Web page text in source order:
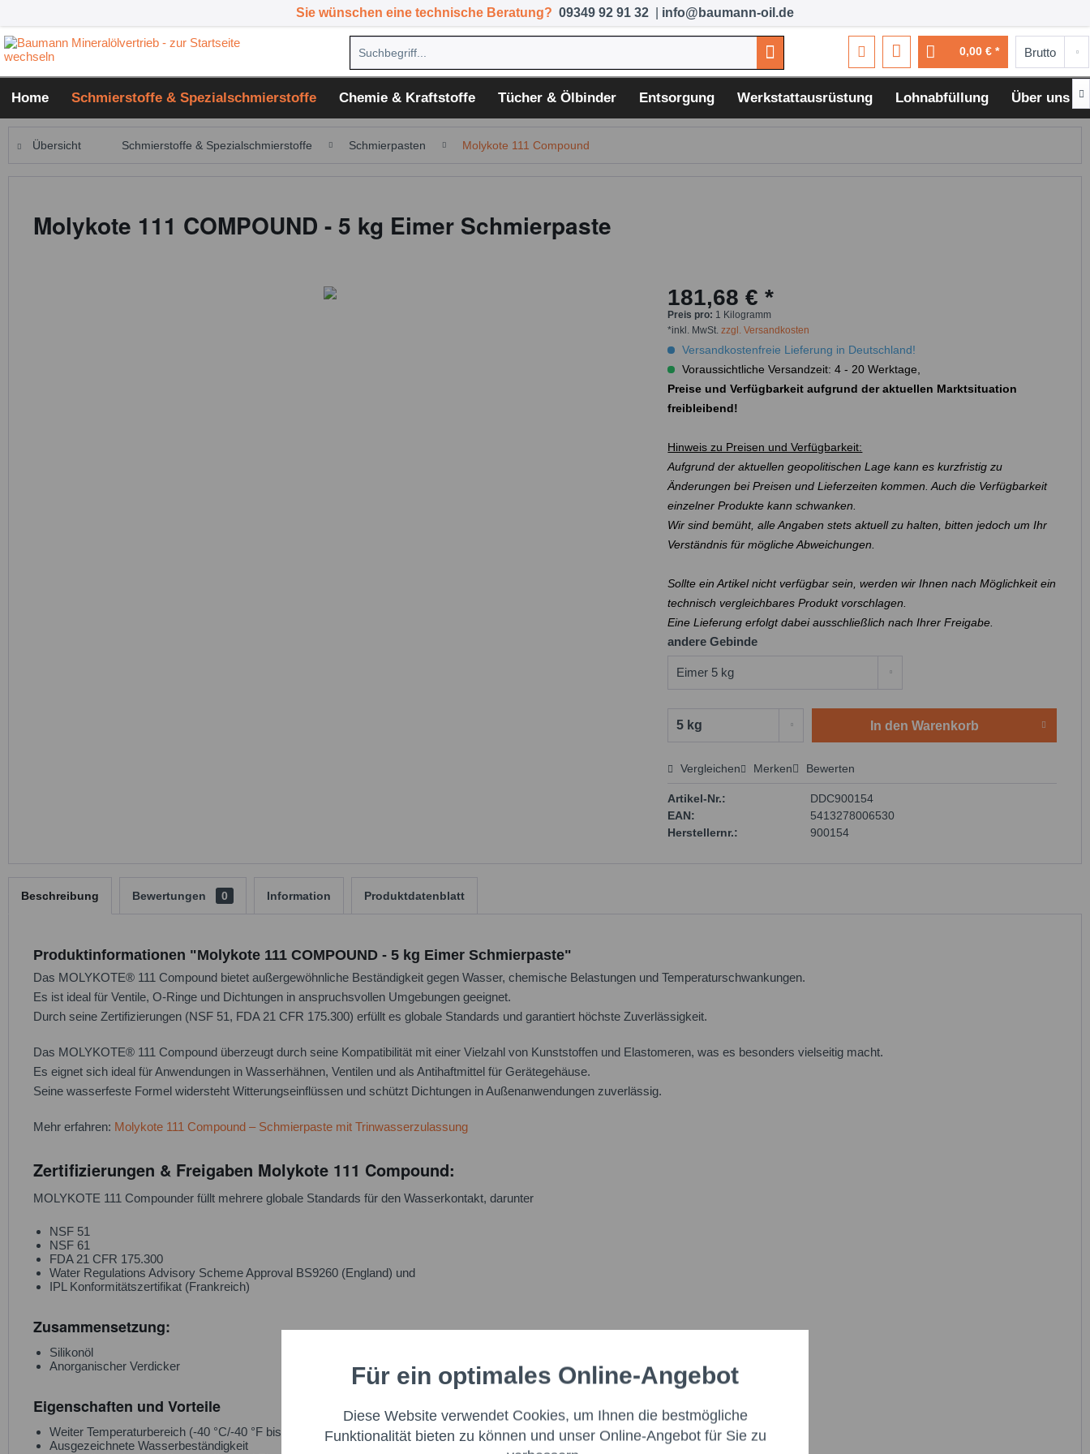
Sie wünschen eine technische Beratung? 09349 92 91 32 info@baumann-oil.de
0,00 € *
Home Schmierstoffe & Spezialschmierstoffe Chemie & Kraftstoffe Tücher & Ölbinder Entsorgung Werkstattausrüstung Lohnabfüllung Über uns 
Übersicht Schmierstoffe & Spezialschmierstoffe Schmierpasten Molykote 111 Compound
Molykote 111 COMPOUND - 5 kg Eimer Schmierpaste
181,68 € *
Preis pro: 1 Kilogramm
*inkl. MwSt.zzgl. Versandkosten
Versandkostenfreie Lieferung in Deutschland!
Voraussichtliche Versandzeit: 4 - 20 Werktage,
Preise und Verfügbarkeit aufgrund der aktuellen Marktsituation
freibleibend!
Hinweis zu Preisen und Verfügbarkeit:
Aufgrund der aktuellen geopolitischen Lage kann es kurzfristig zu
Änderungen bei Preisen und Lieferzeiten kommen. Auch die Verfügbarkeit
einzelner Produkte kann schwanken.
Wir sind bemüht, alle Angaben stets aktuell zu halten, bitten jedoch um Ihr
Verständnis für mögliche Abweichungen.
Sollte ein Artikel nicht verfügbar sein, werden wir Ihnen nach Möglichkeit ein
technisch vergleichbares Produkt vorschlagen.
Eine Lieferung erfolgt dabei ausschließlich nach Ihrer Freigabe.
andere Gebinde
In den Warenkorb
Preis anfragen
Vergleichen Merken Bewerten
Artikel-Nr.:
DDC900154
EAN:
5413278006530
Herstellernr.:
900154
Beschreibung Bewertungen 0 Information Produktdatenblatt
Produktinformationen "Molykote 111 COMPOUND - 5 kg Eimer Schmierpaste"
Das MOLYKOTE® 111 Compound bietet außergewöhnliche Beständigkeit gegen Wasser, chemische Belastungen und Temperaturschwankungen.
Es ist ideal für Ventile, O-Ringe und Dichtungen in anspruchsvollen Umgebungen geeignet.
Durch seine Zertifizierungen (NSF 51, FDA 21 CFR 175.300) erfüllt es globale Standards und garantiert höchste Zuverlässigkeit.
Das MOLYKOTE® 111 Compound überzeugt durch seine Kompatibilität mit einer Vielzahl von Kunststoffen und Elastomeren, was es besonders vielseitig macht.
Es eignet sich ideal für Anwendungen in Wasserhähnen, Ventilen und als Antihaftmittel für Gerätegehäuse.
Seine wasserfeste Formel widersteht Witterungseinflüssen und schützt Dichtungen in Außenanwendungen zuverlässig.
Mehr erfahren: Molykote 111 Compound – Schmierpaste mit Trinwasserzulassung
Zertifizierungen & Freigaben Molykote 111 Compound:
MOLYKOTE 111 Compounder füllt mehrere globale Standards für den Wasserkontakt, darunter
NSF 51
NSF 61
FDA 21 CFR 175.300
Water Regulations Advisory Scheme Approval BS9260 (England) und
IPL Konformitätszertifikat (Frankreich)
Zusammensetzung:
Silikonöl
Anorganischer Verdicker
Eigenschaften und Vorteile
Weiter Temperaturbereich (-40 °C/-40 °F bis 200 °C/392 °F)
Ausgezeichnete Wasserbeständigkeit
Funktionale Aktiv
Marketing Aktiv
Für ein optimales Online-Angebot
Diese Website verwendet Cookies, um Ihnen die bestmögliche
Funktionalität bieten zu können und unser Online-Angebot für Sie zu